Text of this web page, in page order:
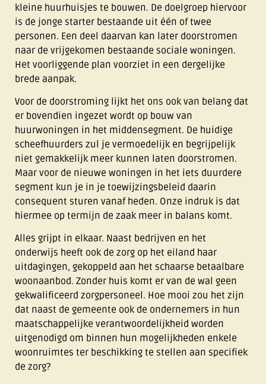
kleine huurhuisjes te bouwen. De doelgroep hiervoor
is de jonge starter bestaande uit één of twee
personen. Een deel daarvan kan later doorstromen
naar de vrijgekomen bestaande sociale woningen.
Het voorliggende plan voorziet in een dergelijke
brede aanpak.
Voor de doorstroming lijkt het ons ook van belang dat
er bovendien ingezet wordt op bouw van
huurwoningen in het middensegment. De huidige
scheefhuurders zul je vermoedelijk en begrijpelijk
niet gemakkelijk meer kunnen laten doorstromen.
Maar voor de nieuwe woningen in het iets duurdere
segment kun je in je toewijzingsbeleid daarin
consequent sturen vanaf heden. Onze indruk is dat
hiermee op termijn de zaak meer in balans komt.
Alles grijpt in elkaar. Naast bedrijven en het
onderwijs heeft ook de zorg op het eiland haar
uitdagingen, gekoppeld aan het schaarse betaalbare
woonaanbod. Zonder huis komt er van de wal geen
gekwalificeerd zorgpersoneel. Hoe mooi zou het zijn
dat naast de gemeente ook de ondernemers in hun
maatschappelijke verantwoordelijkheid worden
uitgenodigd om binnen hun mogelijkheden enkele
woonruimtes ter beschikking te stellen aan specifiek
de zorg?